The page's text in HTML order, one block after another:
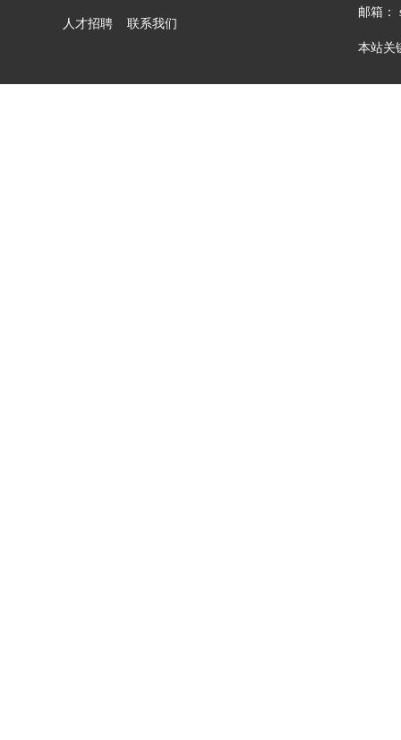
人才招聘 联系我们
邮箱：
本站关